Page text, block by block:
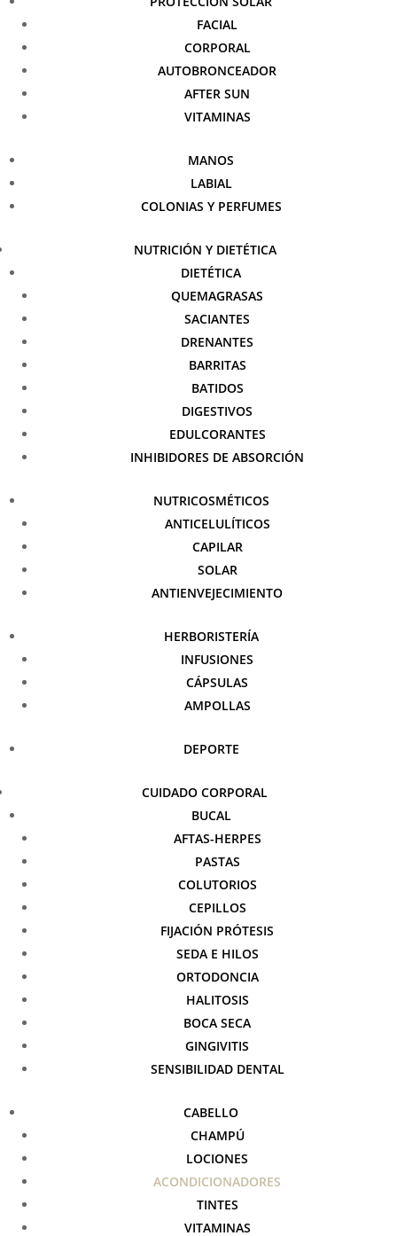
FACIAL
CORPORAL
AUTOBRONCEADOR
AFTER SUN
VITAMINAS
MANOS
LABIAL
COLONIAS Y PERFUMES
NUTRICIÓN Y DIETÉTICA
DIETÉTICA
QUEMAGRASAS
SACIANTES
DRENANTES
BARRITAS
BATIDOS
DIGESTIVOS
EDULCORANTES
INHIBIDORES DE ABSORCIÓN
NUTRICOSMÉTICOS
ANTICELULÍTICOS
CAPILAR
SOLAR
ANTIENVEJECIMIENTO
HERBORISTERÍA
INFUSIONES
CÁPSULAS
AMPOLLAS
DEPORTE
CUIDADO CORPORAL
BUCAL
AFTAS-HERPES
PASTAS
COLUTORIOS
CEPILLOS
FIJACIÓN PRÓTESIS
SEDA E HILOS
ORTODONCIA
HALITOSIS
BOCA SECA
GINGIVITIS
SENSIBILIDAD DENTAL
CABELLO
CHAMPÚ
LOCIONES
ACONDICIONADORES
TINTES
VITAMINAS